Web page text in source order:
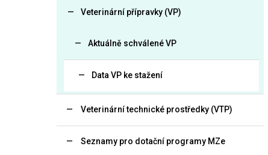
Veterinární přípravky (VP)
Aktuálně schválené VP
Data VP ke stažení
Veterinární technické prostředky (VTP)
Seznamy pro dotační programy MZe